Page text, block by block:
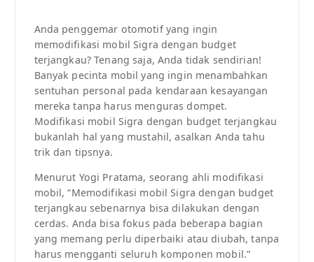
Anda penggemar otomotif yang ingin
memodifikasi mobil Sigra dengan budget
terjangkau? Tenang saja, Anda tidak sendirian!
Banyak pecinta mobil yang ingin menambahkan
sentuhan personal pada kendaraan kesayangan
mereka tanpa harus menguras dompet.
Modifikasi mobil Sigra dengan budget terjangkau
bukanlah hal yang mustahil, asalkan Anda tahu
trik dan tipsnya.
Menurut Yogi Pratama, seorang ahli modifikasi
mobil, “Memodifikasi mobil Sigra dengan budget
terjangkau sebenarnya bisa dilakukan dengan
cerdas. Anda bisa fokus pada beberapa bagian
yang memang perlu diperbaiki atau diubah, tanpa
harus mengganti seluruh komponen mobil.”